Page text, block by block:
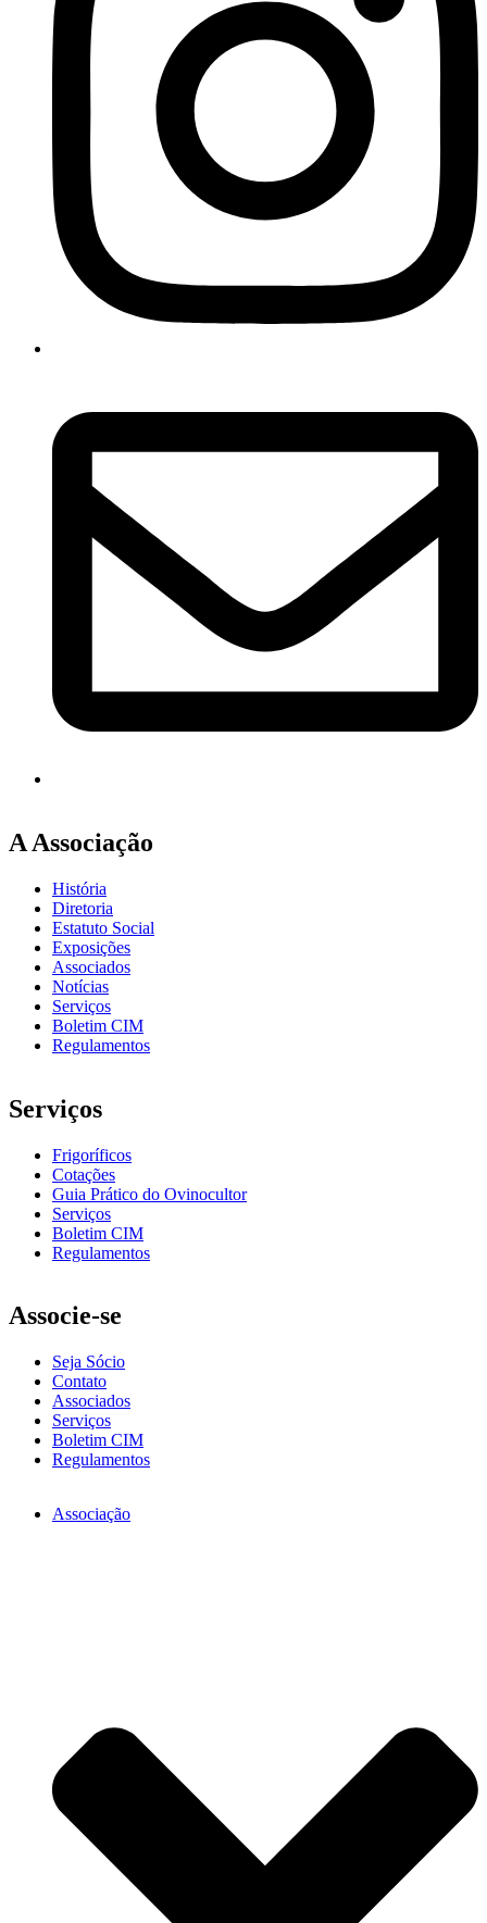
A Associação
História
Diretoria
Estatuto Social
Exposições
Associados
Notícias
Serviços
Boletim CIM
Regulamentos
Serviços
Frigoríficos
Cotações
Guia Prático do Ovinocultor
Serviços
Boletim CIM
Regulamentos
Associe-se
Seja Sócio
Contato
Associados
Serviços
Boletim CIM
Regulamentos
Associação